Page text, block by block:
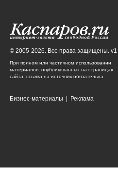
© 2005-2026. Все права защищены. v1
При полном или частичном использовании
материалов, опубликованных на страницах
сайта, ссылка на источник обязательна.
Бизнес-материалы Реклама